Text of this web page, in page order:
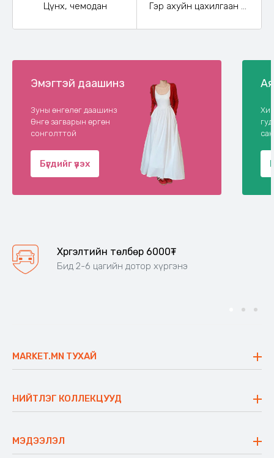
Цүнх, чемодан Гэр ахуйн цахилгаан бараа
Эмэгтэй даашинз
Зуны өнгөлөг даашинз
Өнгө загварын өргөн
сонголттой
Бүгдийг үзэх
Хүргэлтийн төлбөр 6000₮
Бид 2-6 цагийн дотор хүргэнэ
MARKET.MN ТУХАЙ
Үнэт зүйлс
Ажлын байр
Блог
НИЙТЛЭГ КОЛЛЕКЦУУД
Сүүдрэвч
Аяны ширээ
МЭДЭЭЛЭЛ